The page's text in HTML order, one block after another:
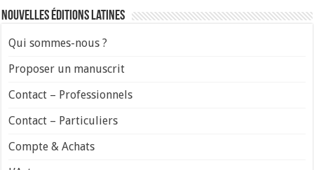
Nouvelles Éditions Latines
Qui sommes-nous ?
Proposer un manuscrit
Contact – Professionnels
Contact – Particuliers
Compte & Achats